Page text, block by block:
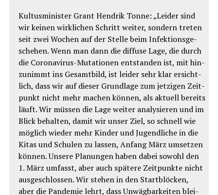
Kul­tus­mi­nis­ter Grant Hen­drik Ton­ne: „Lei­der sind
wir kei­nen wirk­li­chen Schritt wei­ter, son­dern tre­ten
seit zwei Wochen auf der Stel­le beim Infek­ti­ons­ge­
sche­hen. Wenn man dann die dif­fu­se Lage, die durch
die Coro­na­vi­rus-Muta­tio­nen ent­stan­den ist, mit hin­
zu­nimmt ins Gesamt­bild, ist lei­der sehr klar ersicht­
lich, dass wir auf die­ser Grund­la­ge zum jet­zi­gen Zeit­
punkt nicht mehr machen kön­nen, als aktu­ell bereits
läuft. Wir müs­sen die Lage wei­ter ana­ly­sie­ren und im
Blick behal­ten, damit wir unser Ziel, so schnell wie
mög­lich wie­der mehr Kin­der und Jugend­li­che in die
Kitas und Schu­len zu las­sen, Anfang März umset­zen
kön­nen. Unse­re Pla­nun­gen haben dabei sowohl den
1. März umfasst, aber auch spä­te­re Zeit­punk­te nicht
aus­ge­schlos­sen. Wir ste­hen in den Start­blö­cken,
aber die Pan­de­mie lehrt, dass Unwäg­bar­kei­ten blei­